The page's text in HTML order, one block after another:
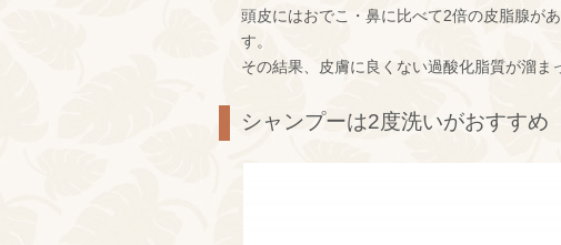
頭皮にはおでこ・鼻に比べて2倍の皮脂腺が
す。
その結果、皮膚に良くない過酸化脂質が溜ま
シャンプーは2度洗いがおすすめ